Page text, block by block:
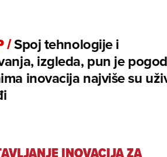
/Spoj tehnologije i
izgleda, pun je
inovacija najviše su
INOVACIJA ZA